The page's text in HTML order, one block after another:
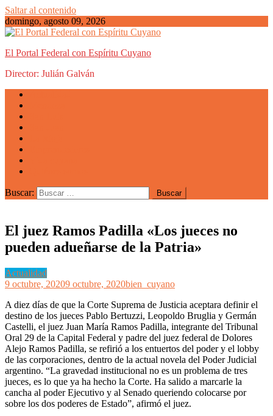
Saltar al contenido
domingo, agosto 09, 2026
El Portal Federal con Espíritu Cuyano
Director: Julián Galván
Buscar:
El juez Ramos Padilla «Los jueces no
pueden adueñarse de la Patria»
Actualidad
9 octubre, 20209 octubre, 2020bien_cuyano
A diez días de que la Corte Suprema de Justicia aceptara definir el
destino de los jueces Pablo Bertuzzi, Leopoldo Bruglia y Germán
Castelli, el juez Juan María Ramos Padilla, integrante del Tribunal
Oral 29 de la Capital Federal y padre del juez federal de Dolores
Alejo Ramos Padilla, se refirió a los entuertos del poder y el lobby
de las corporaciones, dentro de la actual novela del Poder Judicial
argentino. “La gravedad institucional no es un problema de tres
jueces, es lo que ya ha hecho la Corte. Ha salido a marcarle la
cancha al poder Ejecutivo y al Senado queriendo colocarse por
sobre los dos poderes de Estado”, afirmó el juez.